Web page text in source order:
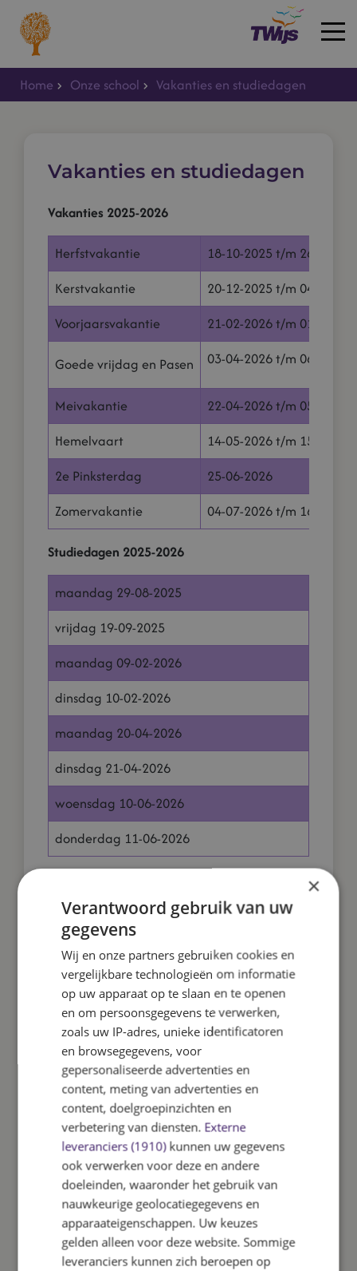
Home
Home Onze school Vakanties en studiedagen
Vakanties en studiedagen
Vakanties 2025-2026
Herfstvakantie
18-10-2025 t/m 26-10-
Kerstvakantie
20-12-2025 t/m 04-01-
Voorjaarsvakantie
21-02-2026 t/m 01-03-
Goede vrijdag en Pasen 03-04-2026 t/m 06-04-
Meivakantie
22-04-2026 t/m 05-05-
Hemelvaart
14-05-2026 t/m 15-05-
2e Pinksterdag
25-06-2026
Zomervakantie
04-07-2026 t/m 16-08-
Studiedagen 2025-2026
maandag 29-08-2025
vrijdag 19-09-2025
maandag 09-02-2026
dinsdag 10-02-2026
maandag 20-04-2026
dinsdag 21-04-2026
woensdag 10-06-2026
donderdag 11-06-2026
Vakanties 2026- 2027
Herfstvakantie
10-10-2026 t/m 18-10-
Kerstvakantie
19-12-2026 t/m 03-01-
Voorjaarsvakantie
20-02-2027 t/m 28-02-
Goede vrijdag en Pasen
26-03-2027 t/m 29-03-
Meivakantie
24-04-2027 t/m 09-05-
2e Pinksterdag
17-05-2027
Zomervakantie
10-07-2026 t/m 22-08-
Voorafgaand aan de vakanties zijn de
kinderen om 12 uur vrij.
×
Verantwoord gebruik van uw
gegevens
Wij en onze partners gebruiken cookies en
vergelijkbare technologieën om informatie
op uw apparaat op te slaan en te openen
en om persoonsgegevens te verwerken,
zoals uw IP-adres, unieke identificatoren
en browsegegevens, voor
gepersonaliseerde advertenties en
content, meting van advertenties en
content, doelgroepinzichten en
verbetering van diensten. Externe
leveranciers (1910)kunnen uw gegevens
ook verwerken voor deze en andere
doeleinden, waaronder het gebruik van
nauwkeurige geolocatiegegevens en
apparaateigenschappen. Uw keuzes
gelden alleen voor deze website. Sommige
leveranciers kunnen zich beroepen op